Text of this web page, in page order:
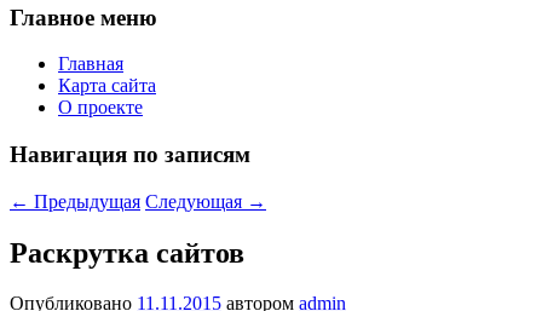
Главное меню
Главная
Карта сайта
О проекте
Навигация по записям
← Предыдущая Следующая →
Раскрутка сайтов
Опубликовано 11.11.2015 автором admin